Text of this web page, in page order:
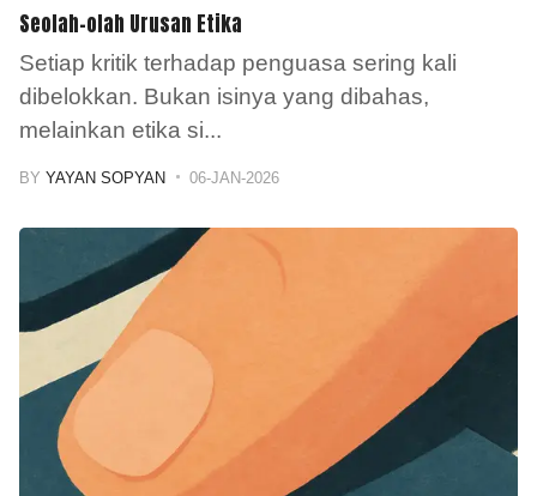
Seolah-olah Urusan Etika
Setiap kritik terhadap penguasa sering kali
dibelokkan. Bukan isinya yang dibahas,
melainkan etika si...
BY YAYAN SOPYAN 06-JAN-2026